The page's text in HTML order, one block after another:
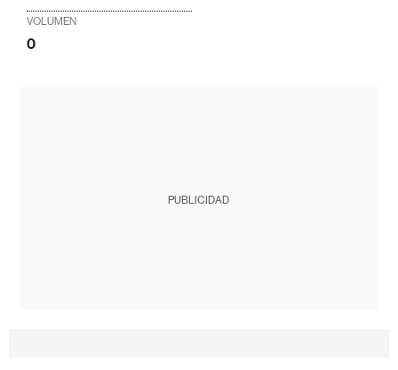
VOLUMEN
0
PUBLICIDAD